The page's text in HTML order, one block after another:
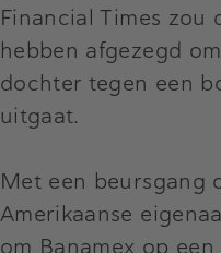
Financial Times zou
hebben afgezegd
dochter tegen een
uitgaat.
Met een beursgang
Amerikaanse
om Banamex op